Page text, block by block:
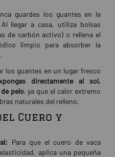
guardes los guantes en la
llegar a casa, utiliza bolsas
de carbón activo) o rellena el
limpio para absorber la
los guantes en un lugar fresco
directamente al sol,
pelo, ya que el calor extremo
naturales del relleno.
Cuero y
Para que el cuero de vaca
aplica una pequeña